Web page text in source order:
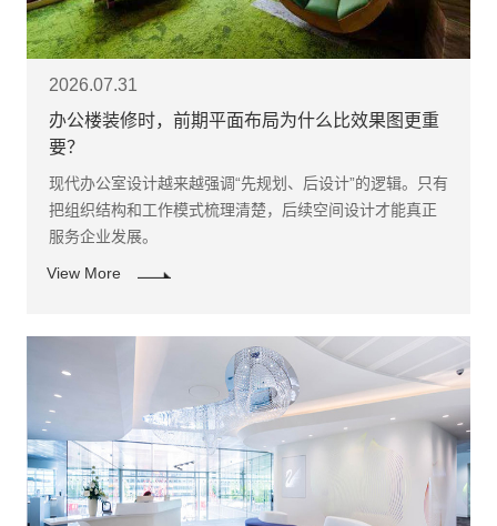
2026.07.31
办公楼装修时，前期平面布局为什么比效果图更重
要？
现代办公室设计越来越强调“先规划、后设计”的逻辑。只有
把组织结构和工作模式梳理清楚，后续空间设计才能真正
服务企业发展。
View More